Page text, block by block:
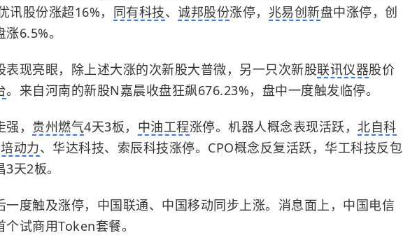
讯股份涨超16%， 同有科技、 诚邦股份涨停， 兆易创新盘中涨停，创
6.5%。
表现亮眼，除上述大涨的次新股大普微，另一只次新股联讯仪器股价
。来自河南的新股N嘉晨收盘狂飙676.23%，盘中一度触发临停。
， 贵州燃气4天3板， 中油工程涨停。机器人概念表现活跃， 北自科
动力、华达科技、索辰科技涨停。CPO概念反复活跃，华工科技反包
天2板。
一度触及涨停，中国联通、中国移动同步上涨。消息面上，中国电信
试商用Token套餐。